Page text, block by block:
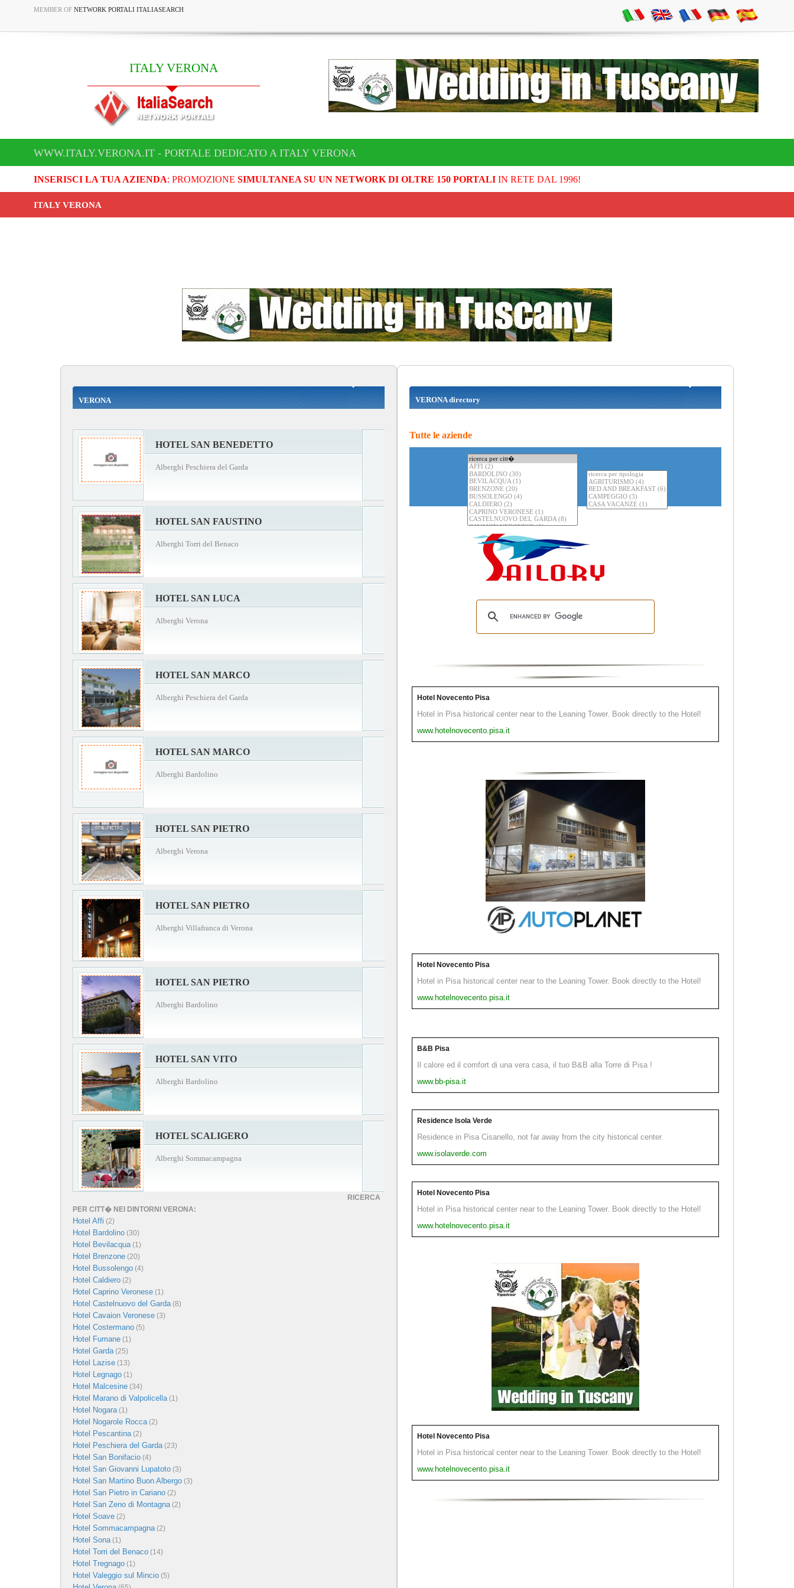
MEMBER OF NETWORK PORTALI ITALIASEARCH
ITALY VERONA
WWW.ITALY.VERONA.IT - PORTALE DEDICATO A ITALY VERONA
INSERISCI LA TUA AZIENDA: PROMOZIONE SIMULTANEA SU UN NETWORK DI OLTRE 150 PORTALIIN RETE DAL 1996!
ITALY VERONA
VERONA
HOTEL SAN BENEDETTO
Alberghi Peschiera del Garda
HOTEL SAN FAUSTINO
Alberghi Torri del Benaco
HOTEL SAN LUCA
Alberghi Verona
HOTEL SAN MARCO
Alberghi Peschiera del Garda
HOTEL SAN MARCO
Alberghi Bardolino
HOTEL SAN PIETRO
Alberghi Verona
HOTEL SAN PIETRO
Alberghi Villafranca di Verona
HOTEL SAN PIETRO
Alberghi Bardolino
HOTEL SAN VITO
Alberghi Bardolino
HOTEL SCALIGERO
Alberghi Sommacampagna
RICERCA
PER CITT� NEI DINTORNI VERONA:
Hotel Affi (2)
Hotel Bardolino (30)
Hotel Bevilacqua(1)
Hotel Brenzone (20)
Hotel Bussolengo (4)
Hotel Caldiero (2)
Hotel Caprino Veronese (1)
Hotel Castelnuovo del Garda(8)
Hotel Cavaion Veronese (3)
Hotel Costermano (5)
Hotel Fumane (1)
Hotel Garda(25)
Hotel Lazise (13)
Hotel Legnago (1)
Hotel Malcesine (34)
Hotel Marano di Valpolicella(1)
Hotel Nogara(1)
Hotel Nogarole Rocca(2)
Hotel Pescantina(2)
Hotel Peschiera del Garda(23)
Hotel San Bonifacio (4)
Hotel San Giovanni Lupatoto (3)
Hotel San Martino Buon Albergo (3)
Hotel San Pietro in Cariano (2)
Hotel San Zeno di Montagna(2)
Hotel Soave (2)
Hotel Sommacampagna(2)
Hotel Sona(1)
Hotel Torri del Benaco (14)
Hotel Tregnago (1)
Hotel Valeggio sul Mincio (5)
VERONA directory
Tutte le aziende
Hotel Novecento Pisa
Hotel in Pisa historical center near to the Leaning Tower. Book directly to the Hotel!
www.hotelnovecento.pisa.it
Hotel Novecento Pisa
Hotel in Pisa historical center near to the Leaning Tower. Book directly to the Hotel!
www.hotelnovecento.pisa.it
B&B Pisa
Il calore ed il comfort di una vera casa, il tuo B&B alla Torre di Pisa !
www.bb-pisa.it
Residence Isola Verde
Residence in Pisa Cisanello, not far away from the city historical center.
www.isolaverde.com
Hotel Novecento Pisa
Hotel in Pisa historical center near to the Leaning Tower. Book directly to the Hotel!
www.hotelnovecento.pisa.it
Hotel Novecento Pisa
Hotel in Pisa historical center near to the Leaning Tower. Book directly to the Hotel!
www.hotelnovecento.pisa.it